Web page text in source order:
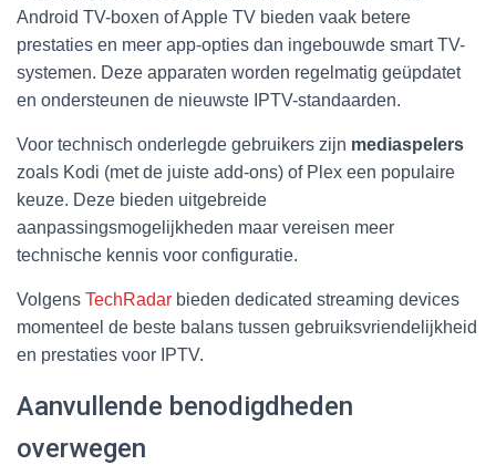
Android TV-boxen of Apple TV bieden vaak betere
prestaties en meer app-opties dan ingebouwde smart TV-
systemen. Deze apparaten worden regelmatig geüpdatet
en ondersteunen de nieuwste IPTV-standaarden.
Voor technisch onderlegde gebruikers zijn mediaspelers
zoals Kodi (met de juiste add-ons) of Plex een populaire
keuze. Deze bieden uitgebreide
aanpassingsmogelijkheden maar vereisen meer
technische kennis voor configuratie.
Volgens TechRadar bieden dedicated streaming devices
momenteel de beste balans tussen gebruiksvriendelijkheid
en prestaties voor IPTV.
Aanvullende benodigdheden
overwegen